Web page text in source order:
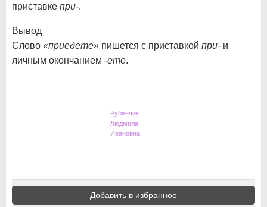
приставке при-.
Вывод
Слово «приедете» пишется с приставкой при- и
личным окончанием -ете.
Рубинчик
Людмила
Ивановна
Добавить в избранное